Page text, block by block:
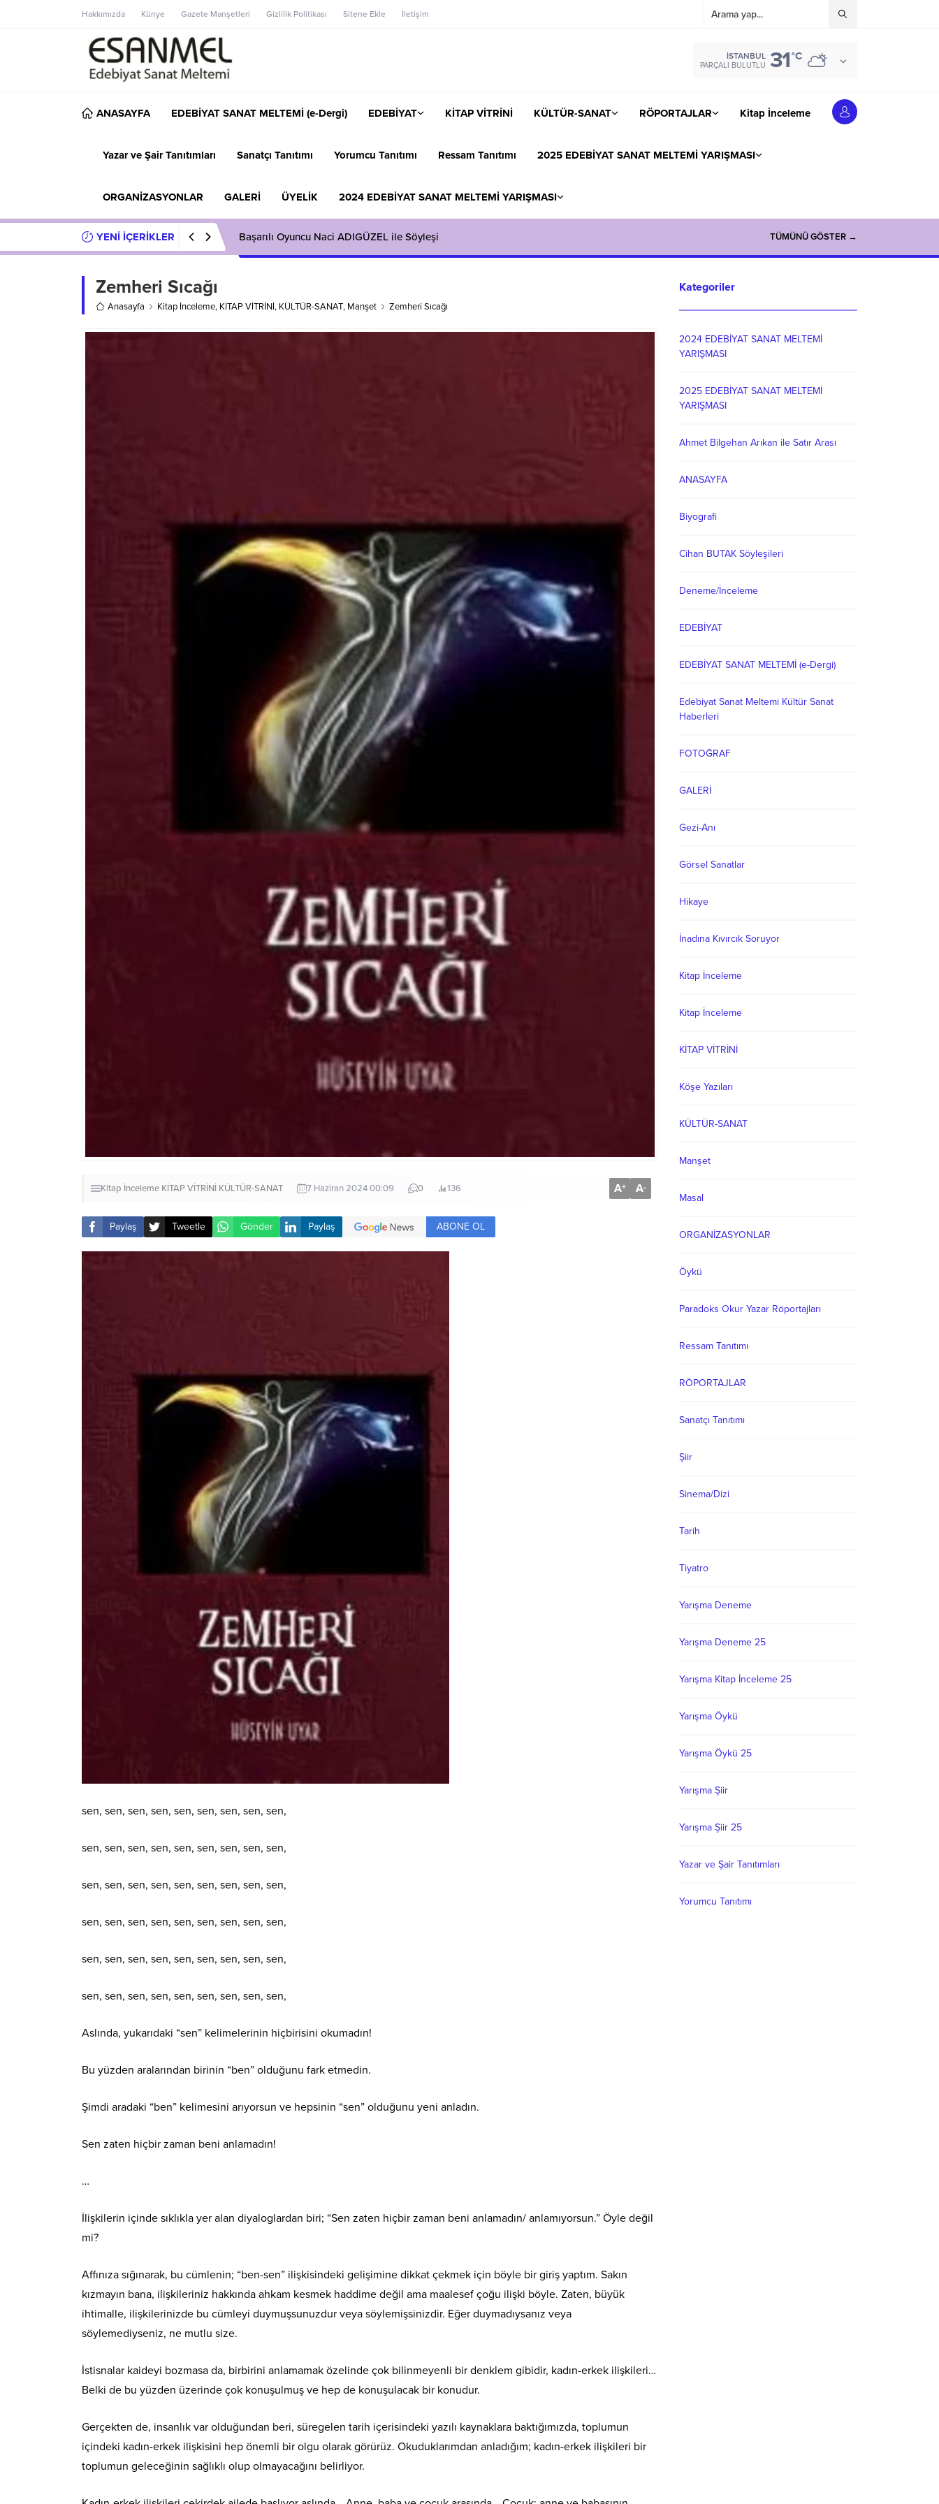
Hakkımızda Künye Gazete Manşetleri Gizlilik Politikası Sitene Ekle İletişim
İSTANBUL
PARÇALI BULUTLU 31°C
ANASAYFA EDEBİYAT SANAT MELTEMİ (e-Dergi) EDEBİYAT KİTAP VİTRİNİ KÜLTÜR-SANAT RÖPORTAJLAR Kitap İnceleme
Yazar ve Şair Tanıtımları Sanatçı Tanıtımı Yorumcu Tanıtımı Ressam Tanıtımı 2025 EDEBİYAT SANAT MELTEMİ YARIŞMASI
ORGANİZASYONLAR GALERİ ÜYELİK 2024 EDEBİYAT SANAT MELTEMİ YARIŞMASI
YENİ İÇERİKLER Başarılı Oyuncu Naci ADIGÜZEL ile Söyleşi TÜMÜNÜ GÖSTER →
Zemheri Sıcağı
Anasayfa Kitap İnceleme, KİTAP VİTRİNİ, KÜLTÜR-SANAT, Manşet Zemheri Sıcağı
Kitap İnceleme KİTAP VİTRİNİ KÜLTÜR-SANAT 7 Haziran 2024 00:09 0 136 A+ A-
Paylaş Tweetle Gönder Paylaş ABONE OL
sen, sen, sen, sen, sen, sen, sen, sen, sen,
sen, sen, sen, sen, sen, sen, sen, sen, sen,
sen, sen, sen, sen, sen, sen, sen, sen, sen,
sen, sen, sen, sen, sen, sen, sen, sen, sen,
sen, sen, sen, sen, sen, sen, sen, sen, sen,
sen, sen, sen, sen, sen, sen, sen, sen, sen,
Aslında, yukarıdaki “sen” kelimelerinin hiçbirisini okumadın!
Bu yüzden aralarından birinin “ben” olduğunu fark etmedin.
Şimdi aradaki “ben” kelimesini arıyorsun ve hepsinin “sen” olduğunu yeni anladın.
Sen zaten hiçbir zaman beni anlamadın!
…
İlişkilerin içinde sıklıkla yer alan diyaloglardan biri; “Sen zaten hiçbir zaman beni anlamadın/ anlamıyorsun.” Öyle değil
mi?
Affınıza sığınarak, bu cümlenin; “ben-sen” ilişkisindeki gelişimine dikkat çekmek için böyle bir giriş yaptım. Sakın
kızmayın bana, ilişkileriniz hakkında ahkam kesmek haddime değil ama maalesef çoğu ilişki böyle. Zaten, büyük
ihtimalle, ilişkilerinizde bu cümleyi duymuşsunuzdur veya söylemişsinizdir. Eğer duymadıysanız veya
söylemediyseniz, ne mutlu size.
İstisnalar kaideyi bozmasa da, birbirini anlamamak özelinde çok bilinmeyenli bir denklem gibidir, kadın-erkek ilişkileri…
Belki de bu yüzden üzerinde çok konuşulmuş ve hep de konuşulacak bir konudur.
Gerçekten de, insanlık var olduğundan beri, süregelen tarih içerisindeki yazılı kaynaklara baktığımızda, toplumun
içindeki kadın-erkek ilişkisini hep önemli bir olgu olarak görürüz. Okuduklarımdan anladığım; kadın-erkek ilişkileri bir
toplumun geleceğinin sağlıklı olup olmayacağını belirliyor.
Kategoriler
2024 EDEBİYAT SANAT MELTEMİ
YARIŞMASI
2025 EDEBİYAT SANAT MELTEMİ
YARIŞMASI
Ahmet Bilgehan Arıkan ile Satır Arası
ANASAYFA
Biyografi
Cihan BUTAK Söyleşileri
Deneme/İnceleme
EDEBİYAT
EDEBİYAT SANAT MELTEMİ (e-Dergi)
Edebiyat Sanat Meltemi Kültür Sanat
Haberleri
FOTOĞRAF
GALERİ
Gezi-Anı
Görsel Sanatlar
Hikaye
İnadına Kıvırcık Soruyor
Kitap İnceleme
Kitap İnceleme
KİTAP VİTRİNİ
Köşe Yazıları
KÜLTÜR-SANAT
Manşet
Masal
ORGANİZASYONLAR
Öykü
Paradoks Okur Yazar Röportajları
Ressam Tanıtımı
RÖPORTAJLAR
Sanatçı Tanıtımı
Şiir
Sinema/Dizi
Tarih
Tiyatro
Yarışma Deneme
Yarışma Deneme 25
Yarışma Kitap İnceleme 25
Yarışma Öykü
Yarışma Öykü 25
Yarışma Şiir
Yarışma Şiir 25
Yazar ve Şair Tanıtımları
Yorumcu Tanıtımı